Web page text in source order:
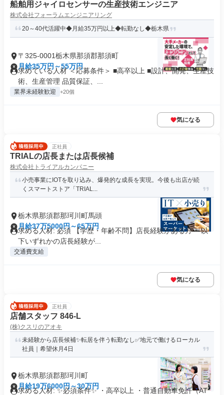
船舶用ジャイロセンサーの生産技術エンジニア
株式会社フォーラムエンジニアリング
20～40代活躍中◆月給35万円以上◆転勤なし◆栃木県
〒325-0001栃木県那須郡那須町
月給35万円～55万円
求めている人材 ＜応募条件＞ ■高卒以上 ■設計、開発、生産技
術、生産管理 品質保証、...
業界未経験歓迎 +20個
気になる
正社員
TRIALの店長または店長候補
株式会社トライアルカンパニー
小売事業にIOTを取り込み、爆発的な成長を実現。今後も出店が続
くスマートストア「TRIAL...
栃木県那須郡那珂川町馬頭
月給37万5000円～65万円
求める人材: 必須 【学歴・年齢不問】店長経験がある方 ～以
下いずれかの店長経験が...
交通費支給
気になる
正社員
店舗スタッフ 846-L
(株)クスリのアオキ
未経験から店長候補✨転居を伴う転勤なし✅地元で働けるローカル
社員｜希望休月4日
栃木県那須郡那珂川町
月給19万6000円～30万円
求める人材: ✨必須条件✨ ・高卒以上 ・普通自動車免許（AT